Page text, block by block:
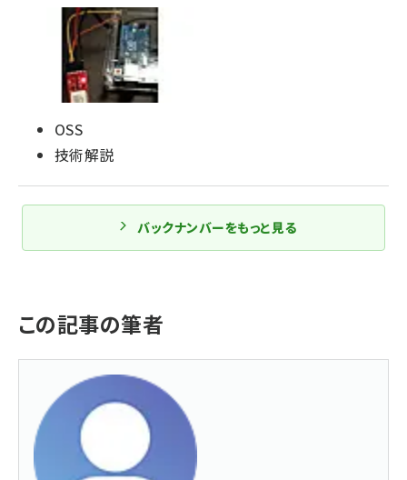
OSS
技術解説
バックナンバーをもっと見る
この記事の筆者